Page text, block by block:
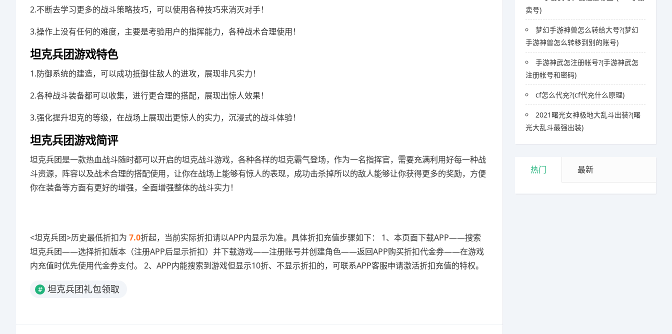
2.不断去学习更多的战斗策略技巧，可以使用各种技巧来消灭对手！
3.操作上没有任何的难度，主要是考验用户的指挥能力，各种战术合理使用！
坦克兵团游戏特色
1.防御系统的建造，可以成功抵御住敌人的进攻，展现非凡实力！
2.各种战斗装备都可以收集，进行更合理的搭配，展现出惊人效果！
3.强化提升坦克的等级，在战场上展现出更惊人的实力，沉浸式的战斗体验！
坦克兵团游戏简评
坦克兵团是一款热血战斗随时都可以开启的坦克战斗游戏，各种各样的坦克霸气登场，作为一名指挥官，需要充满利用好每一种战
斗资源，阵容以及战术合理的搭配使用，让你在战场上能够有惊人的表现，成功击杀掉所以的敌人能够让你获得更多的奖励，方便
你在装备等方面有更好的增强，全面增强整体的战斗实力！
<坦克兵团>历史最低折扣为 7.0折起，当前实际折扣请以APP内显示为准。具体折扣充值步骤如下： 1、本页面下载APP——搜索
坦克兵团——选择折扣版本（注册APP后显示折扣）并下载游戏——注册账号并创建角色——返回APP购买折扣代金券——在游戏
内充值时优先使用代金券支付。 2、APP内能搜索到游戏但显示10折、不显示折扣的，可联系APP客服申请激活折扣充值的特权。
# 坦克兵团礼包领取
卖号)
梦幻手游神兽怎么转给大号?(梦幻
手游神兽怎么转移到别的账号)
手游神武怎注册帐号?(手游神武怎
注册帐号和密码)
cf怎么代充?(cf代充什么原理)
2021曙光女神极地大乱斗出装?(曙
光大乱斗最强出装)
热门 最新